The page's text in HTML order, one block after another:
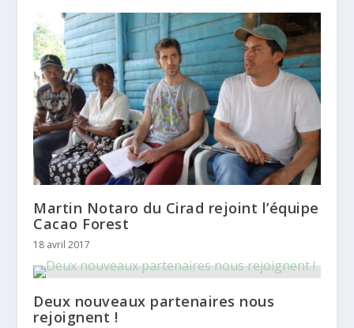
Martin Notaro du Cirad rejoint l’équipe
Cacao Forest
18 avril 2017
Deux nouveaux partenaires nous
rejoignent !